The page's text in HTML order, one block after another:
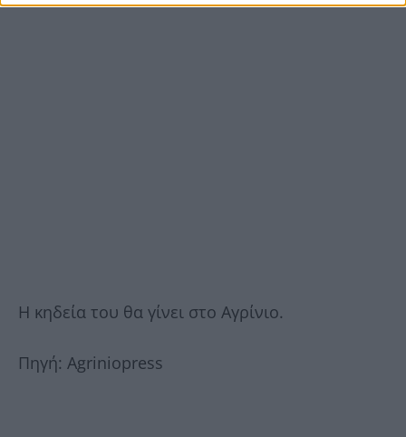
Η κηδεία του θα γίνει στο Αγρίνιο.
Πηγή: Agriniopress